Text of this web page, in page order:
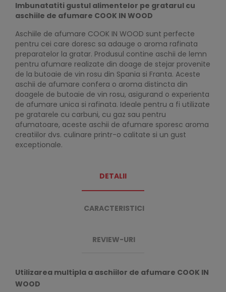
Imbunatatiti gustul alimentelor pe gratarul cu
aschiile de afumare COOK IN WOOD
Aschiile de afumare COOK IN WOOD sunt perfecte
pentru cei care doresc sa adauge o aroma rafinata
preparatelor la gratar. Produsul contine aschii de lemn
pentru afumare realizate din doage de stejar provenite
de la butoaie de vin rosu din Spania si Franta. Aceste
aschii de afumare confera o aroma distincta din
doagele de butoaie de vin rosu, asigurand o experienta
de afumare unica si rafinata. Ideale pentru a fi utilizate
pe gratarele cu carbuni, cu gaz sau pentru
afumatoare, aceste aschii de afumare sporesc aroma
creatiilor dvs. culinare printr-o calitate si un gust
exceptionale.
DETALII
CARACTERISTICI
REVIEW-URI
Utilizarea multipla a aschiilor de afumare COOK IN
WOOD